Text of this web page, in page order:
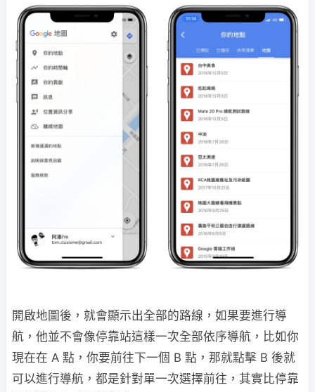
開啟地圖後，就會顯示出全部的路線，如果要進行導
航，他並不會像停靠站這樣一次全部依序導航，比如你
現在在 A 點，你要前往下一個 B 點，那就點擊 B 後就
可以進行導航，都是針對單一次選擇前往，其實比停靠